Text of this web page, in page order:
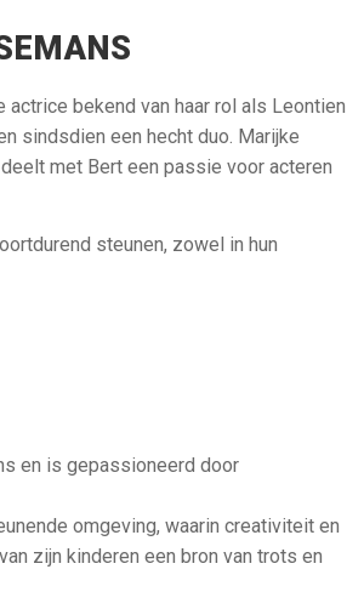
actrice bekend van haar rol als Leontien
sindsdien een hecht duo. Marijke
met Bert een passie voor acteren
steunen, zowel in hun
en is gepassioneerd door
omgeving, waarin creativiteit en
zijn kinderen een bron van trots en